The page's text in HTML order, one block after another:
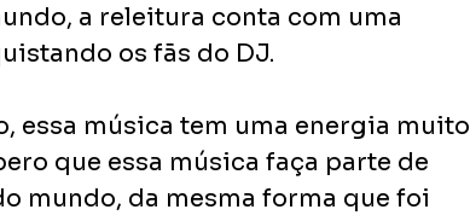
a releitura conta com uma
os fãs do DJ.
essa música tem uma energia muito
que essa música faça parte de
mundo, da mesma forma que foi